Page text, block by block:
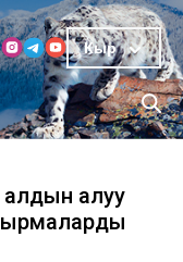
Кыр
алуу